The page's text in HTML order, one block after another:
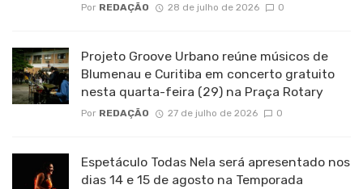
Por REDAÇÃO 28 de julho de 2026 0
Projeto Groove Urbano reúne músicos de
Blumenau e Curitiba em concerto gratuito
nesta quarta-feira (29) na Praça Rotary
Por REDAÇÃO 27 de julho de 2026 0
Espetáculo Todas Nela será apresentado nos
dias 14 e 15 de agosto na Temporada